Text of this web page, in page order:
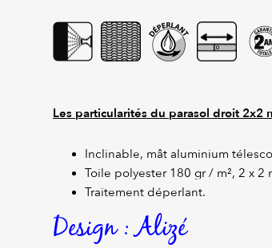
Les particularités du parasol droit 2x2
Inclinable, mât aluminium
Toile polyester 180 gr / m², 2 x 2
Traitement déperlant.
Design : Alizé